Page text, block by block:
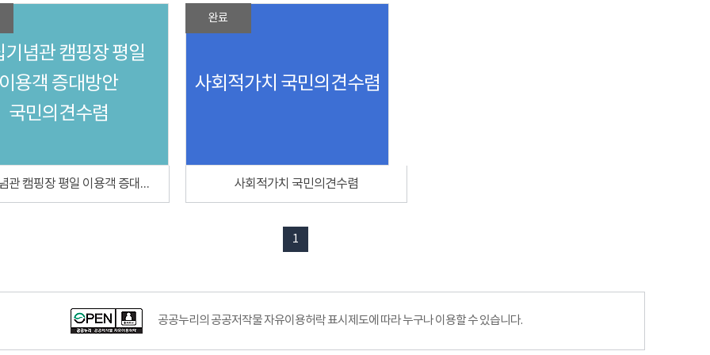
기념관 캠핑장 평일
용객 증대방안
국민의견수렴
독립기념관 캠핑장 평일 이용객 증대방안 국민의견수렴
완료
사회적가치 국민의견수렴
사회적가치 국민의견수렴
1
공공누리의 공공저작물 자유이용허락 표시제도에 따라 누구나 이용할 수 있습니다.